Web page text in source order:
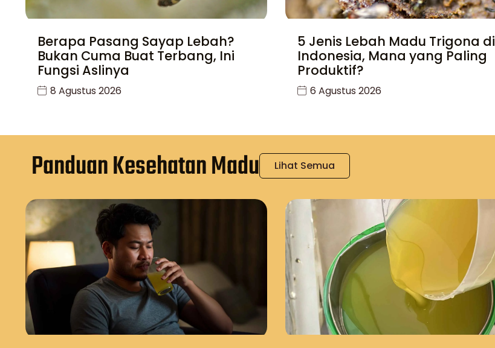
Berapa Pasang Sayap Lebah?
Bukan Cuma Buat Terbang, Ini
Fungsi Aslinya
8 Agustus 2026
5 Jenis Lebah Madu Trigona di
Indonesia, Mana yang Paling
Produktif?
6 Agustus 2026
Panduan Kesehatan Madu Lihat Semua